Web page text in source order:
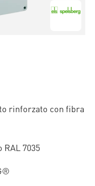
rinforzato con fibra
7035